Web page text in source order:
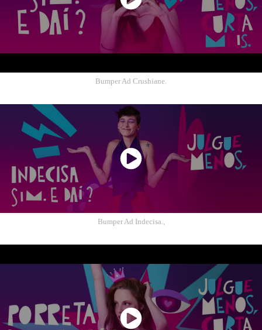
Bumper Ad Crushiane.
Bumper Ad Indecisa.,